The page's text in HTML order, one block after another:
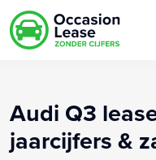
Audi Q3
jaarcijfers &